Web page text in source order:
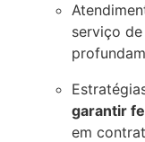
serviço de
garantir
em